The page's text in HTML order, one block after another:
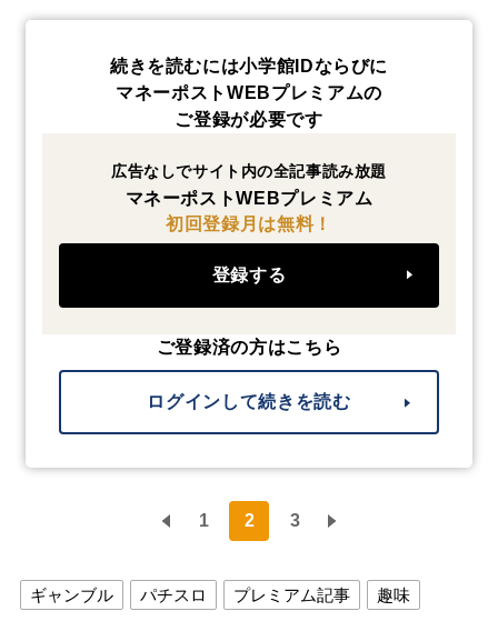
続きを読むには小学館IDならびに
マネーポストWEBプレミアムの
ご登録が必要です
広告なしでサイト内の全記事読み放題
マネーポストWEBプレミアム
初回登録月は無料！
登録する
ご登録済の方はこちら
ログインして続きを読む
1 2 3
ギャンブル パチスロ プレミアム記事 趣味